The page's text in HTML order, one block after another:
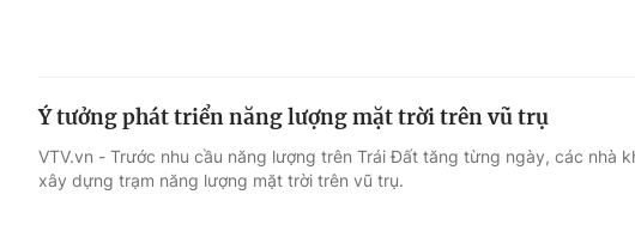
Ý tưởng phát triển năng lượng mặt trời trên vũ trụ
VTV.vn - Trước nhu cầu năng lượng trên Trái Đất tăng từng ngày, các nhà
xây dựng trạm năng lượng mặt trời trên vũ trụ.